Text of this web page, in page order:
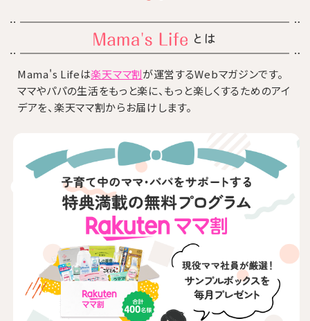
とは
Mama's Lifeは楽天ママ割が運営するWebマガジンです。
ママやパパの生活をもっと楽に、もっと楽しくするためのアイ
デアを、楽天ママ割からお届けします。